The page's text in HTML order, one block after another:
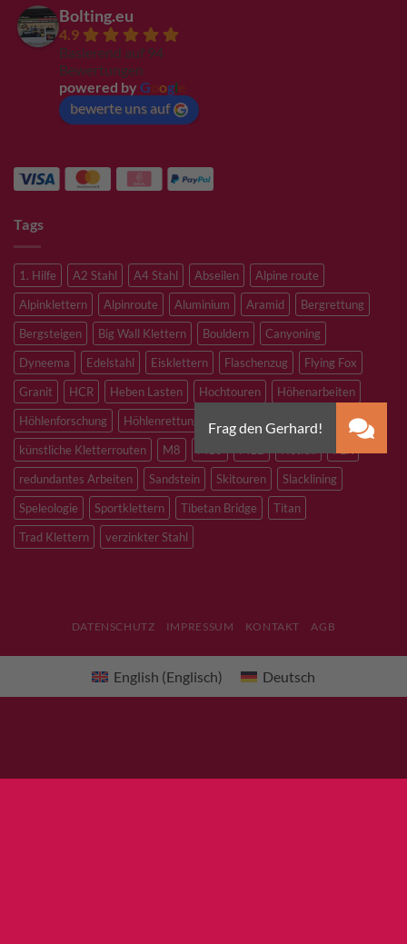
Bolting.eu
4.9
Basierend auf 94
Bewertungen
powered by G ogl
bewerte uns auf
Tags
1. Hilfe A2 Stahl A4 Stahl Abseilen
Alpine route
Alpinklettern
Alpinroute Aluminium Aramid
Bergrettung
Bergsteigen
Big Wall Klettern Bouldern
Canyoning
Dyneema
Edelstahl Eisklettern Flaschenzug
Flying Fox
Granit
HCR Heben Lasten Hochtouren
Höhenarbeiten
Höhlenforschung
Höhlenrettung Kevlar
Kletterhalle
künstliche Kletterrouten
M8
redundantes Arbeiten
Sandstein Skitouren
Slacklining
Speleologie
Sportklettern Tibetan Bridge
Titan
Trad Klettern
verzinkter Stahl
DATENSCHUTZ IMPRESSUM KONTAKT AGB
English (Englisch) Deutsch